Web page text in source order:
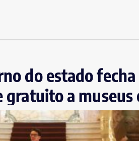
do estado
gratuito a museus